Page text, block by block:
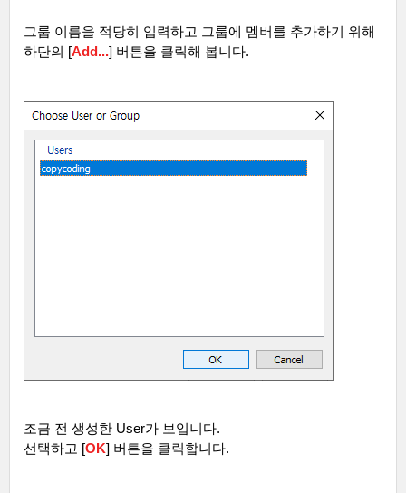
그룹 이름을 적당히 입력하고 그룹에 멤버를 추가하기 위해
하단의 [Add...] 버튼을 클릭해 봅니다.
조금 전 생성한 User가 보입니다.
선택하고 [OK] 버튼을 클릭합니다.